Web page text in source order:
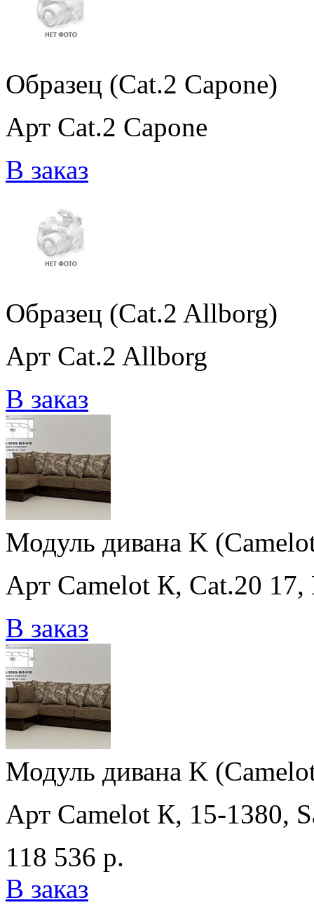
Образец (Cat.2 Capone)
Арт Cat.2 Capone
В заказ
Образец (Cat.2 Allborg)
Арт Cat.2 Allborg
В заказ
Модуль дивана K
Арт Camelot К, Cat.20
В заказ
Модуль дивана K
Арт Camelot К, 15-1380,
118 536 р.
В заказ